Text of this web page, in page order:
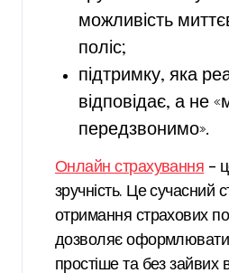
можливість
поліс;
підтримку, яка
відповідає, а не
передзвонимо».
Онлайн страхування –
зручність. Це сучасний
отримання страхових
дозволяє
простіше та без зайвих